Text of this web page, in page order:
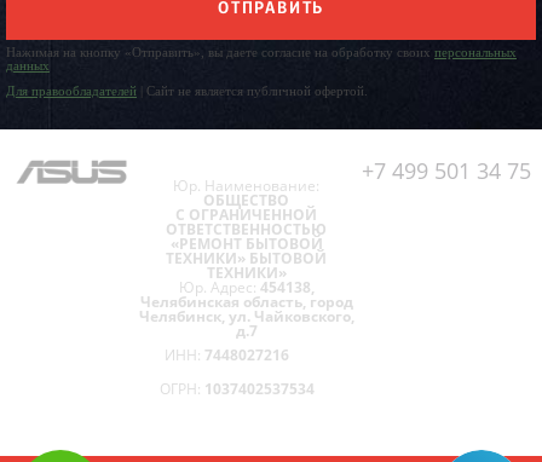
ОТПРАВИТЬ
Нажимая на кнопку «Отправить», вы даете согласие на обработку своих персональных
данных
Для правообладателей | Сайт не является публичной офертой.
+7 499 501 34 75
Юр. Наименование:
ОБЩЕСТВО
С ОГРАНИЧЕННОЙ
ОТВЕТСТВЕННОСТЬЮ
«РЕМОНТ БЫТОВОЙ
ТЕХНИКИ» БЫТОВОЙ
ТЕХНИКИ»
Юр. Адрес: 454138,
Челябинская область, город
Челябинск, ул. Чайковского,
д.7
ИНН: 7448027216
ОГРН: 1037402537534